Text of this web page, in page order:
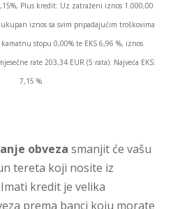
Plus kredit: Uz zatraženi iznos 1.000,00
iznos sa svim pripadajućim troškovima
stopu 0,00% te EKS 6,96 %, iznos
rate 203,34 EUR (5 rata). Najveća EKS:
7,15 %
obveza smanjit će vašu
tereta koji nosite iz
kredit je velika
prema banci koju morate